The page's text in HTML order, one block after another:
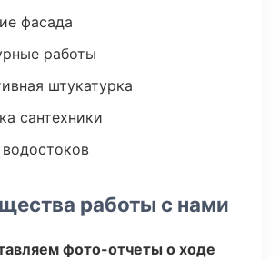
фасада
работы
штукатурка
сантехники
работы с нами
фото-отчеты о ходе